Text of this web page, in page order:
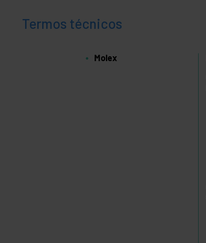
Termos técnicos
Molex